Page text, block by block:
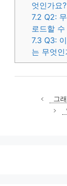
엇인가요?
7.2 Q2:
로드할
7.3 Q3:
는 무엇인
그